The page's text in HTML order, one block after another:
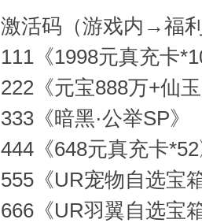
激活码（游戏内→福
111《1998元真充卡
222《元宝888万+仙
333《暗黑·公举SP》
444《648元真充卡
555《UR宠物自选宝
666《UR羽翼自选宝